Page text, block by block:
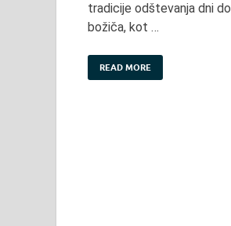
tradicije odštevanja dni do
božiča, kot …
READ MORE